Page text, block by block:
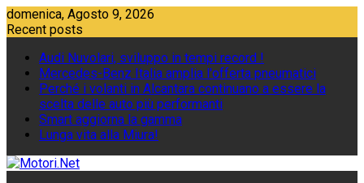
Skip
to
domenica, Agosto 9, 2026
Recent posts
Audi Nuvolari, sviluppo in tempi record !
Mercedes-Benz Italia amplia l'offerta pneumatici
Perché i volanti in Alcantara continuano a essere la
scelta delle auto più performanti
Smart aggiorna la gamma
Lunga vita alla Miura!